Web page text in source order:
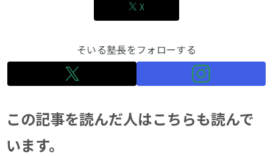
X
そいる塾長をフォローする
この記事を読んだ人はこちらも読んで
います。